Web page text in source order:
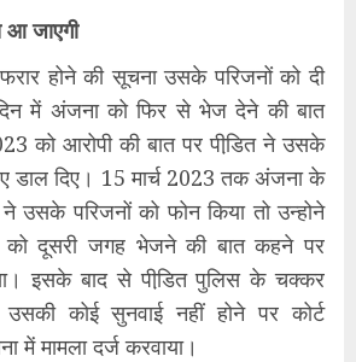
आ जाएगी
होने की सूचना उसके परिजनों को दी
में अंजना को फिर से भेज देने की बात
को आरोपी की बात पर पीडि़त ने उसके
डाल दिए। 15 मार्च 2023 तक अंजना के
उसके परिजनों को फोन किया तो उन्होने
दूसरी जगह भेजने की बात कहने पर
इसके बाद से पीडि़त पुलिस के चक्कर
कोई सुनवाई नहीं होने पर कोर्ट
में मामला दर्ज करवाया।